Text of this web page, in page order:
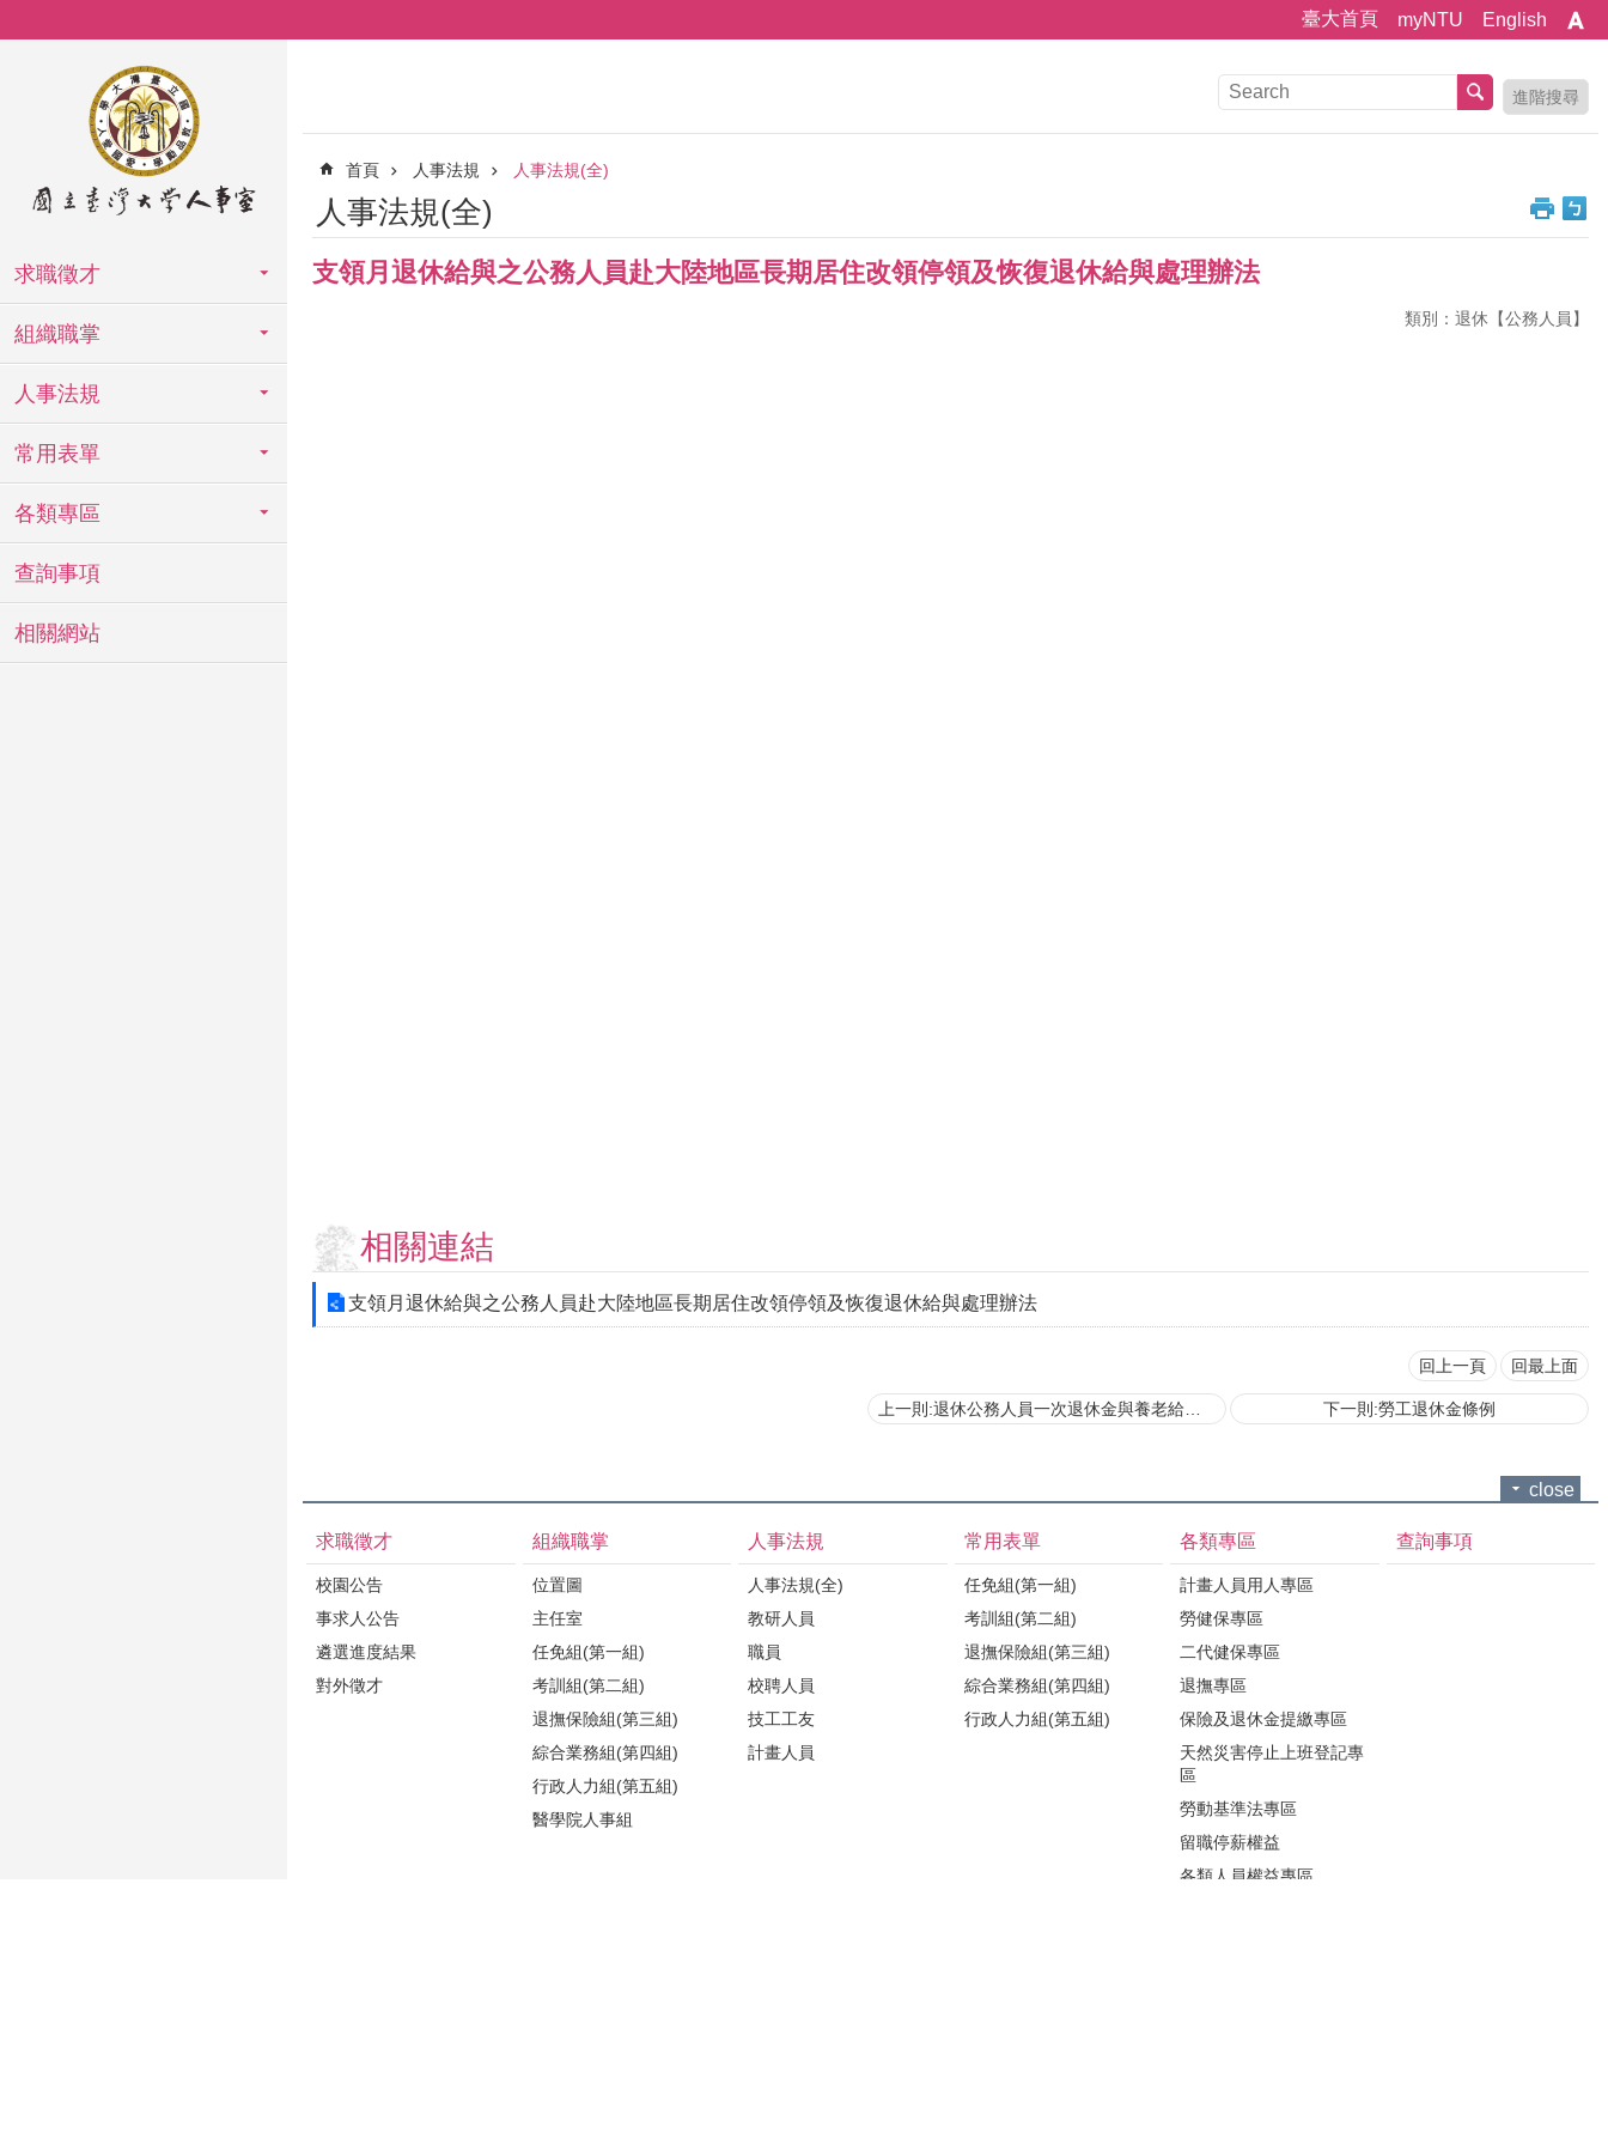
臺大首頁 myNTU English
求職徵才
組織職掌
人事法規
常用表單
各類專區
查詢事項
相關網站
進階搜尋
首頁 人事法規 人事法規(全)
人事法規(全)
支領月退休給與之公務人員赴大陸地區長期居住改領停領及恢復退休給與處理辦法
類別：退休【公務人員】
相關連結
支領月退休給與之公務人員赴大陸地區長期居住改領停領及恢復退休給與處理辦法
回上一頁 回最上面
上一則:退休公務人員一次退休金與養老給付優惠存款辦法(107年3月21日訂定) 下一則:勞工退休金條例
close
求職徵才
校園公告
事求人公告
遴選進度結果
對外徵才
組織職掌
位置圖
主任室
任免組(第一組)
考訓組(第二組)
退撫保險組(第三組)
綜合業務組(第四組)
行政人力組(第五組)
醫學院人事組
人事法規
人事法規(全)
教研人員
職員
校聘人員
技工工友
計畫人員
常用表單
任免組(第一組)
考訓組(第二組)
退撫保險組(第三組)
綜合業務組(第四組)
行政人力組(第五組)
各類專區
計畫人員用人專區
勞健保專區
二代健保專區
退撫專區
保險及退休金提繳專區
天然災害停止上班登記專
區
勞動基準法專區
留職停薪權益
各類人員權益專區
查詢事項